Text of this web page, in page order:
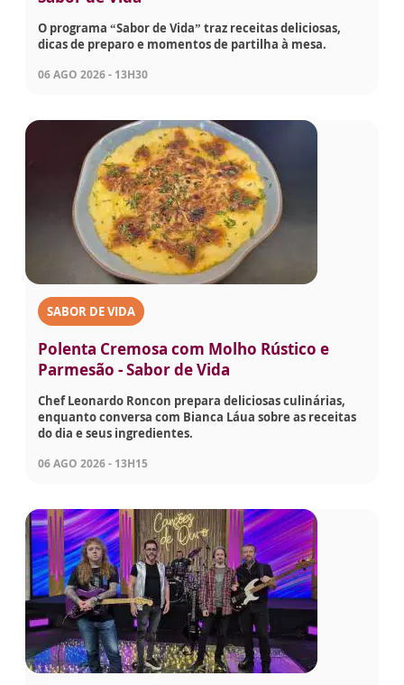
O programa “Sabor de Vida” traz receitas deliciosas,
dicas de preparo e momentos de partilha à mesa.
06 AGO 2026 - 13H30
SABOR DE VIDA
Polenta Cremosa com Molho Rústico e
Parmesão - Sabor de Vida
Chef Leonardo Roncon prepara deliciosas culinárias,
enquanto conversa com Bianca Láua sobre as receitas
do dia e seus ingredientes.
06 AGO 2026 - 13H15